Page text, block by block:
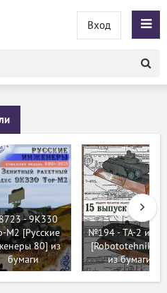
Вход
- 9К330
М2 [Русские
80] из
бумаги
№194 - ТА-2 и
[Robototehnik
из бумаги